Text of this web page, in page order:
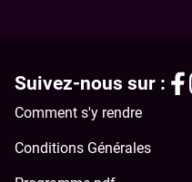
Comment s'y rendre
Conditions Générales
Suivez-nous sur :